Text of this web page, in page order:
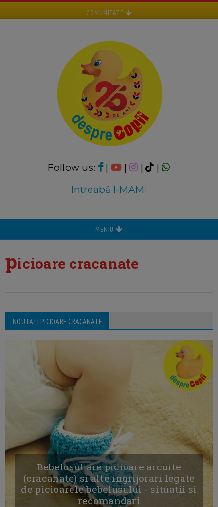
COMUNITATE
Follow us: | | |
|
Intreabă I-MAMI
MENIU
picioare cracanate
NOUTATI PICIOARE CRACANATE
Bebelusul are picioare arcuite
(cracanate) si alte ingrijorari legate
de picioarele bebelusului - situatii si
recomandari